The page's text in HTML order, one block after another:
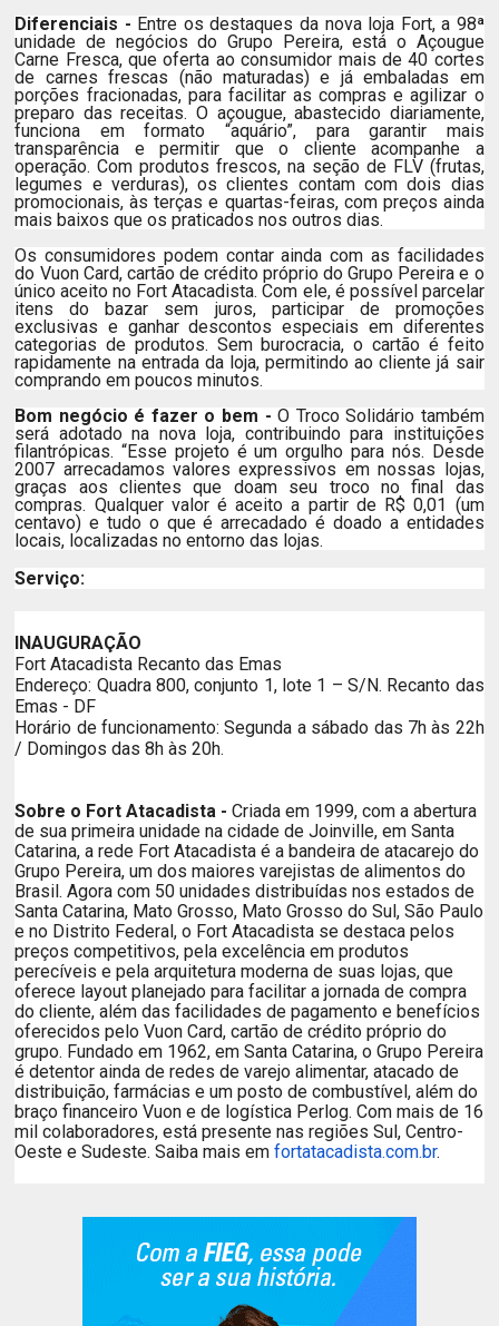
Diferenciais - Entre os destaques da nova loja Fort, a 98ª
unidade de negócios do Grupo Pereira, está o Açougue
Carne Fresca, que oferta ao consumidor mais de 40 cortes
de carnes frescas (não maturadas) e já embaladas em
porções fracionadas, para facilitar as compras e agilizar o
preparo das receitas. O açougue, abastecido diariamente,
funciona em formato “aquário”, para garantir mais
transparência e permitir que o cliente acompanhe a
operação. Com produtos frescos, na seção de FLV (frutas,
legumes e verduras), os clientes contam com dois dias
promocionais, às terças e quartas-feiras, com preços ainda
mais baixos que os praticados nos outros dias.
Os consumidores podem contar ainda com as facilidades
do Vuon Card, cartão de crédito próprio do Grupo Pereira e o
único aceito no Fort Atacadista. Com ele, é possível parcelar
itens do bazar sem juros, participar de promoções
exclusivas e ganhar descontos especiais em diferentes
categorias de produtos. Sem burocracia, o cartão é feito
rapidamente na entrada da loja, permitindo ao cliente já sair
comprando em poucos minutos.
Bom negócio é fazer o bem -O Troco Solidário também
será adotado na nova loja, contribuindo para instituições
filantrópicas. “Esse projeto é um orgulho para nós. Desde
2007 arrecadamos valores expressivos em nossas lojas,
graças aos clientes que doam seu troco no final das
compras. Qualquer valor é aceito a partir de R$ 0,01 (um
centavo) e tudo o que é arrecadado é doado a entidades
locais, localizadas no entorno das lojas.
Serviço:
INAUGURAÇÃO
Fort Atacadista Recanto das Emas
Endereço: Quadra 800, conjunto 1, lote 1 – S/N. Recanto das
Emas - DF
Horário de funcionamento: Segunda a sábado das 7h às 22h
/ Domingos das 8h às 20h.
Sobre o Fort Atacadista - Criada em 1999, com a abertura
de sua primeira unidade na cidade de Joinville, em Santa
Catarina, a rede Fort Atacadista é a bandeira de atacarejo do
Grupo Pereira, um dos maiores varejistas de alimentos do
Brasil. Agora com 50 unidades distribuídas nos estados de
Santa Catarina, Mato Grosso, Mato Grosso do Sul, São Paulo
e no Distrito Federal, o Fort Atacadista se destaca pelos
preços competitivos, pela excelência em produtos
perecíveis e pela arquitetura moderna de suas lojas, que
oferece layout planejado para facilitar a jornada de compra
do cliente, além das facilidades de pagamento e benefícios
oferecidos pelo Vuon Card, cartão de crédito próprio do
grupo. Fundado em 1962, em Santa Catarina, o Grupo Pereira
é detentor ainda de redes de varejo alimentar, atacado de
distribuição, farmácias e um posto de combustível, além do
braço financeiro Vuon e de logística Perlog. Com mais de 16
mil colaboradores, está presente nas regiões Sul, Centro-
Oeste e Sudeste. Saiba mais emfortatacadista.com.br.